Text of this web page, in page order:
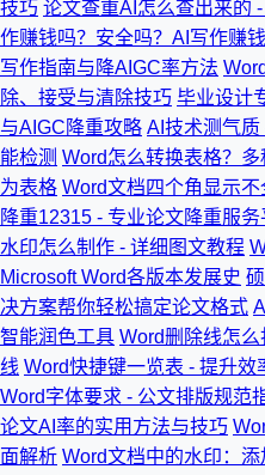
技巧 论文查重AI怎么查出来的
作赚钱吗？安全吗？AI写作赚
写作指南与降AIGC率方法
除、接受与清除技巧 毕业设计
与AIGC降重攻略 AI技术测气
能检测 Word怎么转换表格？
为表格 Word文档四个角显示
降重12315 - 专业论文降重服
水印怎么制作 - 详细图文教程
Microsoft Word各版本发展史
决方案帮你轻松搞定论文格式
智能润色工具 Word删除线怎
线 Word快捷键一览表 - 提升效
Word字体要求 - 公文排版规范
论文AI率的实用方法与技巧
面解析 Word文档中的水印：